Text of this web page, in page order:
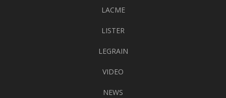
LACME
LISTER
LEGRAIN
VIDEO
NEWS